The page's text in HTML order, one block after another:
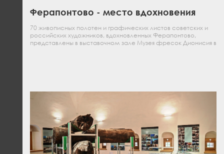
Ферапонтово - место вдохновения
70 живописных полотен и графических листов советских и
российских художников, вдохновленных Ферапонтово,
представлены в выставочном зале Музея фресок Дионисия в